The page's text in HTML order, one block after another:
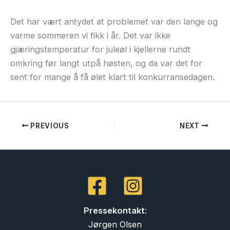
Det har vært antydet at problemet var den lange og
varme sommeren vi fikk i år. Det var ikke
gjæringstemperatur for juleøl i kjellerne rundt
omkring før langt utpå høsten, og da var det for
sent for mange å få ølet klart til konkurransedagen.
PREVIOUS NEXT
Pressekontakt:
Jørgen Olsen